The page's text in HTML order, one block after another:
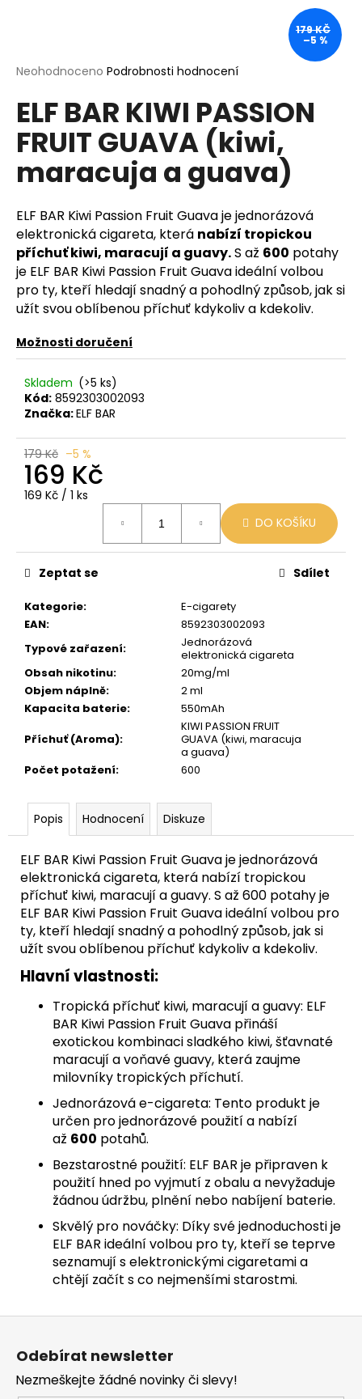
Průměrné
produktu
je
0,0
5
hvězdiček.
Neohodnoceno Podrobnosti hodnocení
ELF BAR KIWI PASSION
FRUIT GUAVA (kiwi,
maracuja a guava)
ELF BAR Kiwi Passion Fruit Guava je jednorázová
elektronická cigareta, která nabízí tropickou
příchuť kiwi, maracují a guavy.S až 600 potahy
je ELF BAR Kiwi Passion Fruit Guava ideální volbou
pro ty, kteří hledají snadný a pohodlný způsob, jak si
užít svou oblíbenou příchuť kdykoliv a kdekoliv.
Možnosti doručení
Skladem (>5 ks)
Kód: 8592303002093
Značka:ELF BAR
179 Kč –5 %
169 Kč
Měrná
169 Kč / 1 ks
DO KOŠÍKU
Kategorie:
E-cigarety
EAN:
8592303002093
Typové zařazení:
Jednorázová
elektronická cigareta
Obsah nikotinu:
20mg/ml
Objem náplně:
2 ml
Kapacita baterie:
550mAh
Příchuť (Aroma):
KIWI PASSION FRUIT
GUAVA (kiwi, maracuja
a guava)
Počet potažení: 600
Zeptat se Sdílet
179 KČ
–5 %
Popis Hodnocení Diskuze
ELF BAR Kiwi Passion Fruit Guava je jednorázová
elektronická cigareta, která nabízí tropickou
příchuť kiwi, maracují a guavy. S až 600 potahy je
ELF BAR Kiwi Passion Fruit Guava ideální volbou pro
ty, kteří hledají snadný a pohodlný způsob, jak si
užít svou oblíbenou příchuť kdykoliv a kdekoliv.
Hlavní vlastnosti:
Tropická příchuť kiwi, maracují a guavy: ELF
BAR Kiwi Passion Fruit Guava přináší
exotickou kombinaci sladkého kiwi, šťavnaté
maracují a voňavé guavy, která zaujme
milovníky tropických příchutí.
Jednorázová e-cigareta: Tento produkt je
určen pro jednorázové použití a nabízí
až 600 potahů.
Bezstarostné použití: ELF BAR je připraven k
použití hned po vyjmutí z obalu a nevyžaduje
žádnou údržbu, plnění nebo nabíjení baterie.
Skvělý pro nováčky: Díky své jednoduchosti je
ELF BAR ideální volbou pro ty, kteří se teprve
seznamují s elektronickými cigaretami a
chtějí začít s co nejmenšími starostmi.
í
t
?
HLEDAT
D
o
p
o
u
č
u
e
m
e
BLACK
BERG
16MG
59
Kč
Původně:
169
Z
Odebírat newsletter
Nezmeškejte žádné novinky či slevy!